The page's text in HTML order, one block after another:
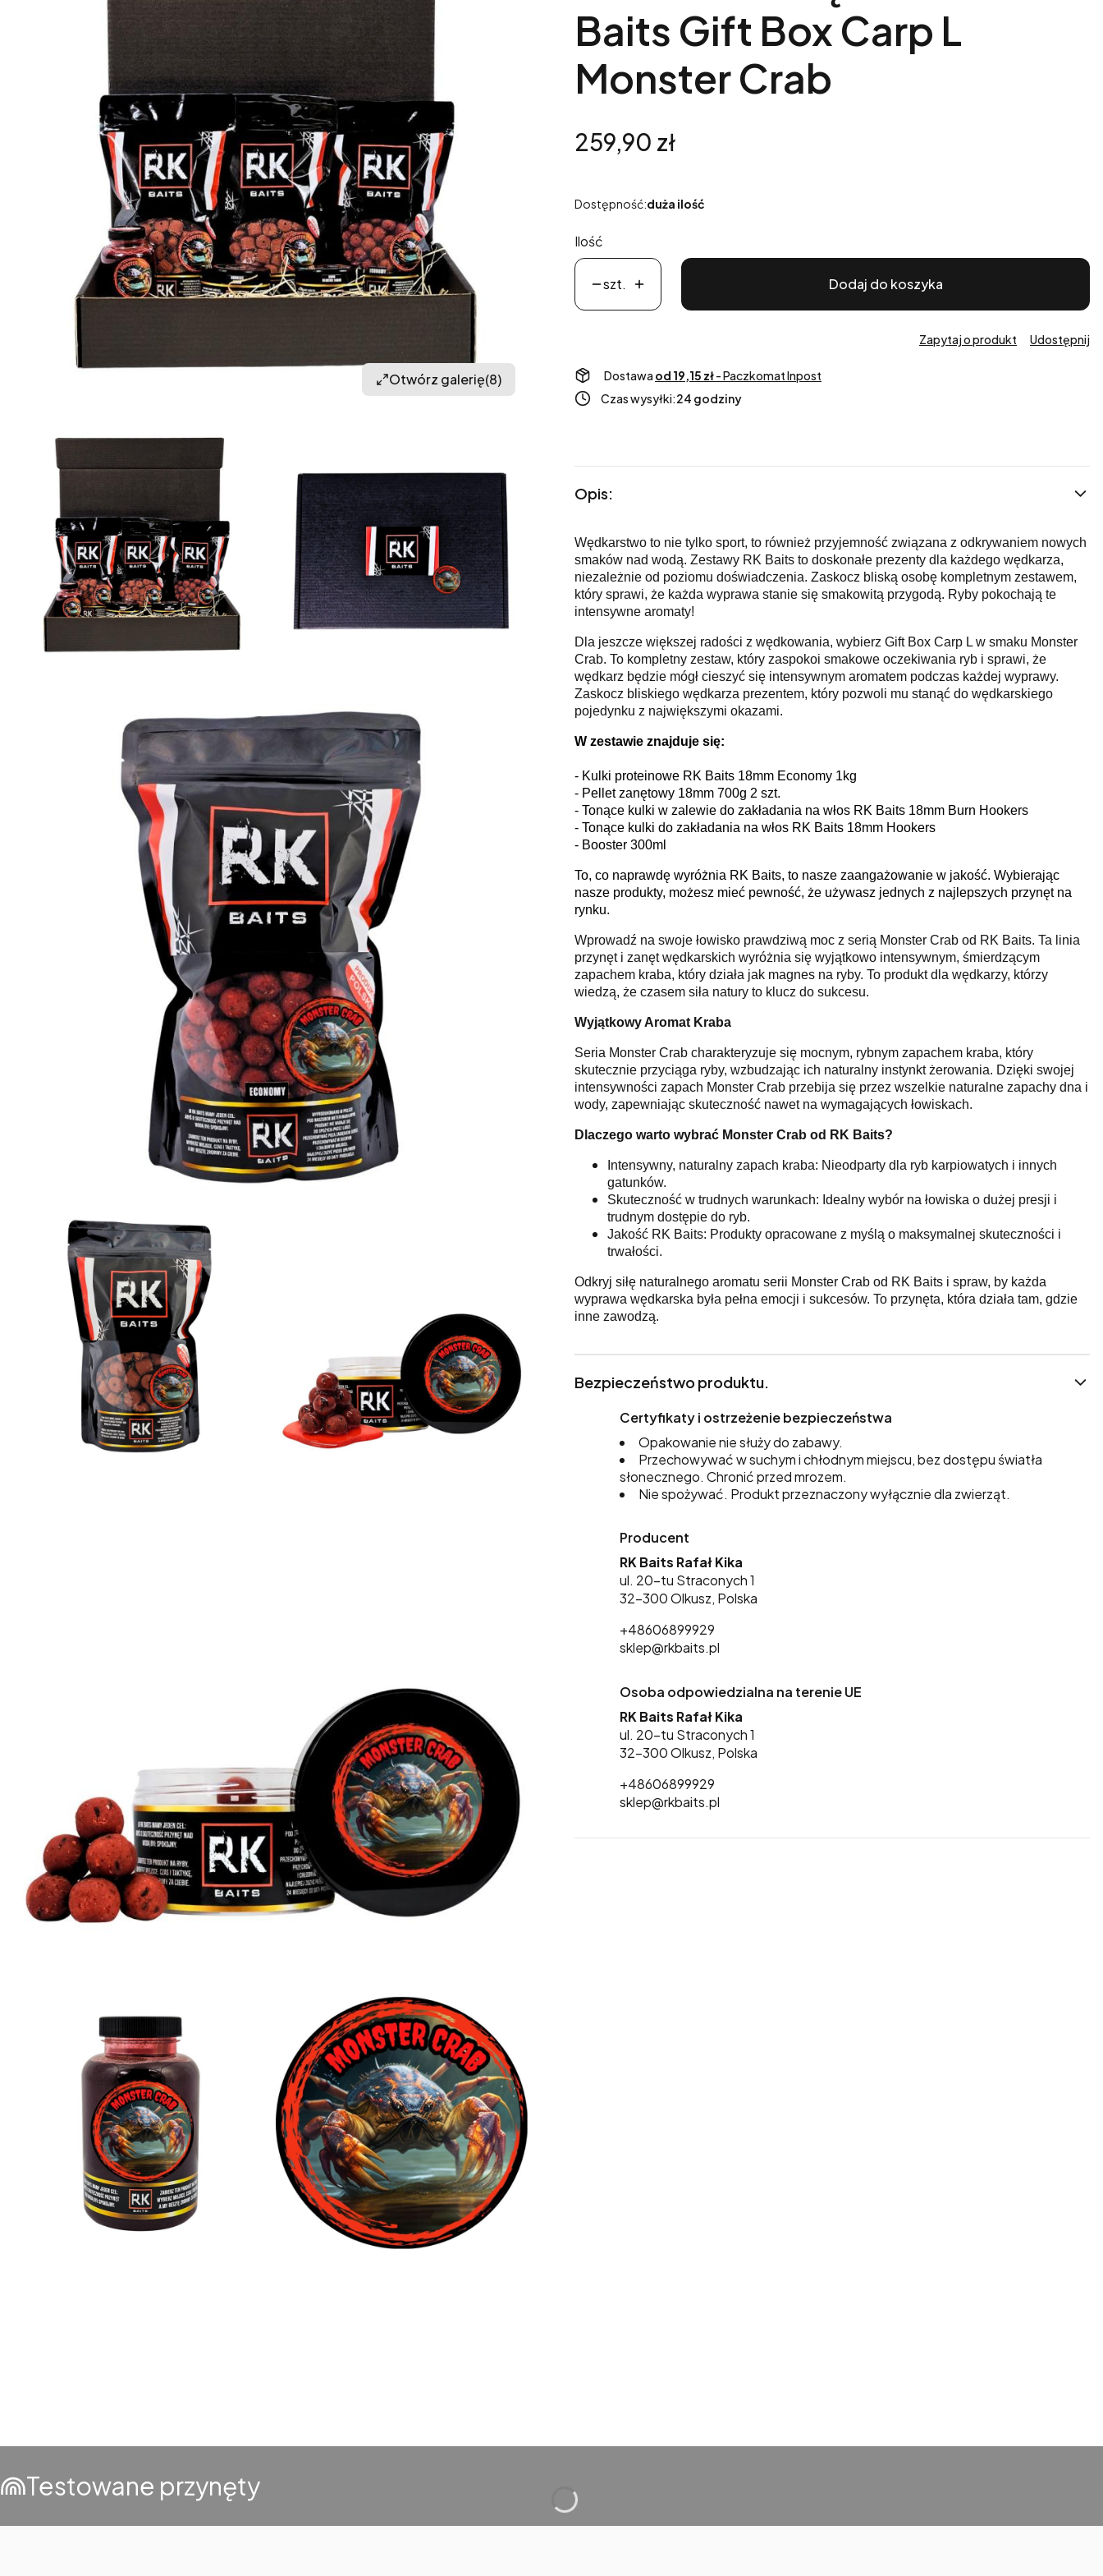
Otwórz galerię(8)
Baits Gift Box Carp L
Monster Crab
Cena
259,90 zł
Dostępność:duża ilość
Ilość
szt. Dodaj do koszyka
Zapytaj o produkt Udostępnij
Dostawa od 19,15 zł- Paczkomat Inpost
Czas wysyłki:24 godziny
Opis:
Wędkarstwo to nie tylko sport, to również przyjemność związana z odkrywaniem nowych
smaków nad wodą. Zestawy RK Baits to doskonałe prezenty dla każdego wędkarza,
niezależnie od poziomu doświadczenia. Zaskocz bliską osobę kompletnym zestawem,
który sprawi, że każda wyprawa stanie się smakowitą przygodą. Ryby pokochają te
intensywne aromaty!
Dla jeszcze większej radości z wędkowania, wybierz Gift Box Carp L w smaku Monster
Crab. To kompletny zestaw, który zaspokoi smakowe oczekiwania ryb i sprawi, że
wędkarz będzie mógł cieszyć się intensywnym aromatem podczas każdej wyprawy.
Zaskocz bliskiego wędkarza prezentem, który pozwoli mu stanąć do wędkarskiego
pojedynku z największymi okazami.
W zestawie znajduje się:
- Kulki proteinowe RK Baits 18mm Economy 1kg
- Pellet zanętowy 18mm 700g 2 szt.
- Tonące kulki w zalewie do zakładania na włos RK Baits 18mm Burn Hookers
- Tonące kulki do zakładania na włos RK Baits 18mm Hookers
- Booster 300ml
To, co naprawdę wyróżnia RK Baits, to nasze zaangażowanie w jakość. Wybierając
nasze produkty, możesz mieć pewność, że używasz jednych z najlepszych przynęt na
rynku.
Wprowadź na swoje łowisko prawdziwą moc z serią Monster Crab od RK Baits. Ta linia
przynęt i zanęt wędkarskich wyróżnia się wyjątkowo intensywnym, śmierdzącym
zapachem kraba, który działa jak magnes na ryby. To produkt dla wędkarzy, którzy
wiedzą, że czasem siła natury to klucz do sukcesu.
Wyjątkowy Aromat Kraba
Seria Monster Crab charakteryzuje się mocnym, rybnym zapachem kraba, który
skutecznie przyciąga ryby, wzbudzając ich naturalny instynkt żerowania. Dzięki swojej
intensywności zapach Monster Crab przebija się przez wszelkie naturalne zapachy dna i
wody, zapewniając skuteczność nawet na wymagających łowiskach.
Dlaczego warto wybrać Monster Crab od RK Baits?
Intensywny, naturalny zapach kraba: Nieodparty dla ryb karpiowatych i innych
gatunków.
Skuteczność w trudnych warunkach: Idealny wybór na łowiska o dużej presji i
trudnym dostępie do ryb.
Jakość RK Baits: Produkty opracowane z myślą o maksymalnej skuteczności i
trwałości.
Odkryj siłę naturalnego aromatu serii Monster Crab od RK Baits i spraw, by każda
wyprawa wędkarska była pełna emocji i sukcesów. To przynęta, która działa tam, gdzie
inne zawodzą.
Bezpieczeństwo produktu.
Certyfikaty i ostrzeżenie bezpieczeństwa
Opakowanie nie służy do zabawy.
Przechowywać w suchym i chłodnym miejscu, bez dostępu światła
słonecznego. Chronić przed mrozem.
Nie spożywać. Produkt przeznaczony wyłącznie dla zwierząt.
Producent
RK Baits Rafał Kika
ul. 20-tu Straconych 1
32-300 Olkusz, Polska
+48606899929
sklep@rkbaits.pl
Osoba odpowiedzialna na terenie UE
RK Baits Rafał Kika
ul. 20-tu Straconych 1
32-300 Olkusz, Polska
+48606899929
sklep@rkbaits.pl
Testowane przynęty